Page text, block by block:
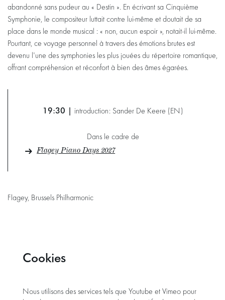
abandonné sans pudeur au « Destin ». En écrivant sa Cinquième
Symphonie, le compositeur luttait contre lui-même et doutait de sa
place dans le monde musical : « non, aucun espoir », notait-il lui-même.
Pourtant, ce voyage personnel à travers des émotions brutes est
devenu l'une des symphonies les plus jouées du répertoire romantique,
offrant compréhension et réconfort à bien des âmes égarées.
19:30 | introduction: Sander De Keere (EN)
Dans le cadre de
Flagey Piano Days 2027
Flagey, Brussels Philharmonic
Cookies
Nous utilisons des services tels que Youtube et Vimeo pour